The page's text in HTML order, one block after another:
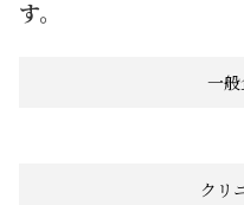
す。
一
クリ